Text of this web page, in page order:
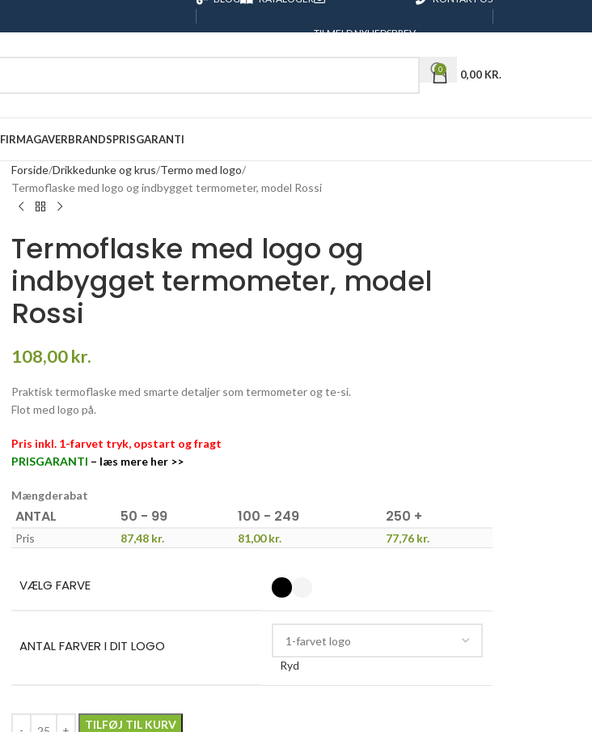
TILMELD NYHEDSBREV
0 0,00 KR.
FIRMAGAVERBRANDSPRISGARANTI
Forside Drikkedunke og krus Termo med logo
Termoflaske med logo og indbygget termometer, model Rossi
Termoflaske med logo og
indbygget termometer, model
Rossi
108,00kr.
Praktisk termoflaske med smarte detaljer som termometer og te-si.
Flot med logo på.
Pris inkl. 1-farvet tryk, opstart og fragt
PRISGARANTI – læs mere her >>
Mængderabat
ANTAL 50 - 99 100 - 249 250 +
Pris 87,48 kr. 81,00kr. 77,76 kr.
VÆLG FARVE
ANTAL FARVER I DIT LOGO
Ryd
TILFØJ TIL KURV